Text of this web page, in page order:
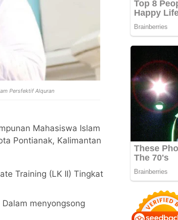
Persfektif Alquran
Mahasiswa Islam
Pontianak, Kalimantan
Training (LK II) Tingkat
menyongsong